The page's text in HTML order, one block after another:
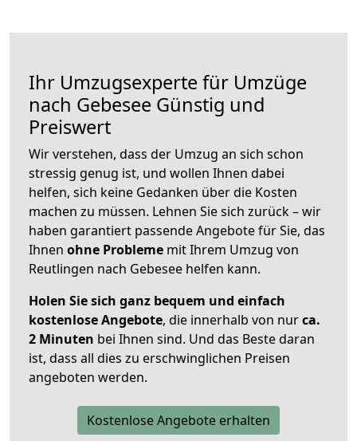
Ihr Umzugsexperte für Umzüge
nach Gebesee Günstig und
Preiswert
Wir verstehen, dass der Umzug an sich schon
stressig genug ist, und wollen Ihnen dabei
helfen, sich keine Gedanken über die Kosten
machen zu müssen. Lehnen Sie sich zurück – wir
haben garantiert passende Angebote für Sie, das
Ihnen ohne Probleme mit Ihrem Umzug von
Reutlingen nach Gebesee helfen kann.
Holen Sie sich ganz bequem und einfach
kostenlose Angebote, die innerhalb von nurca.
2 Minuten bei Ihnen sind. Und das Beste daran
ist, dass all dies zu erschwinglichen Preisen
angeboten werden.
Kostenlose Angebote erhalten